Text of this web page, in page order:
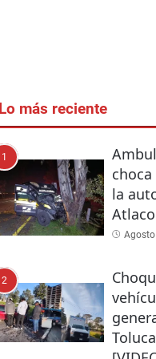
Lo más reciente
1
la
2